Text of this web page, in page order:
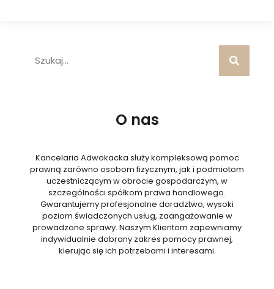
O nas
Kancelaria Adwokacka służy kompleksową pomoc
prawną zarówno osobom fizycznym, jak i podmiotom
uczestniczącym w obrocie gospodarczym, w
szczególności spółkom prawa handlowego.
Gwarantujemy profesjonalne doradztwo, wysoki
poziom świadczonych usług, zaangażowanie w
prowadzone sprawy. Naszym Klientom zapewniamy
indywidualnie dobrany zakres pomocy prawnej,
kierując się ich potrzebami i interesami.